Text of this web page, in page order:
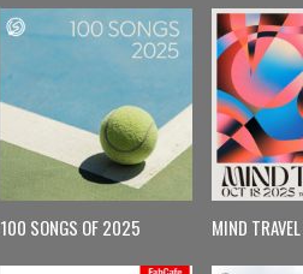
100 SONGS OF 2025 MIND TRAVEL